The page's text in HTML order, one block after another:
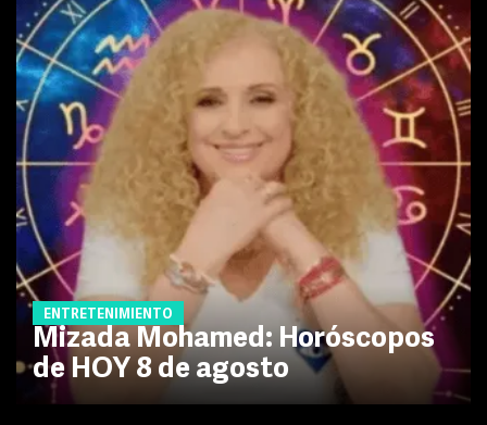
ENTRETENIMIENTO
Mizada Mohamed: Horóscopos
de HOY 8 de agosto